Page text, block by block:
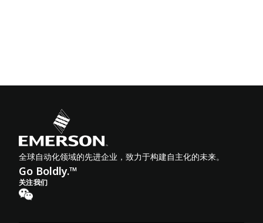
全球自动化领域的先进企业，致力于构建自主化的未来。
Go Boldly.™
关注我们